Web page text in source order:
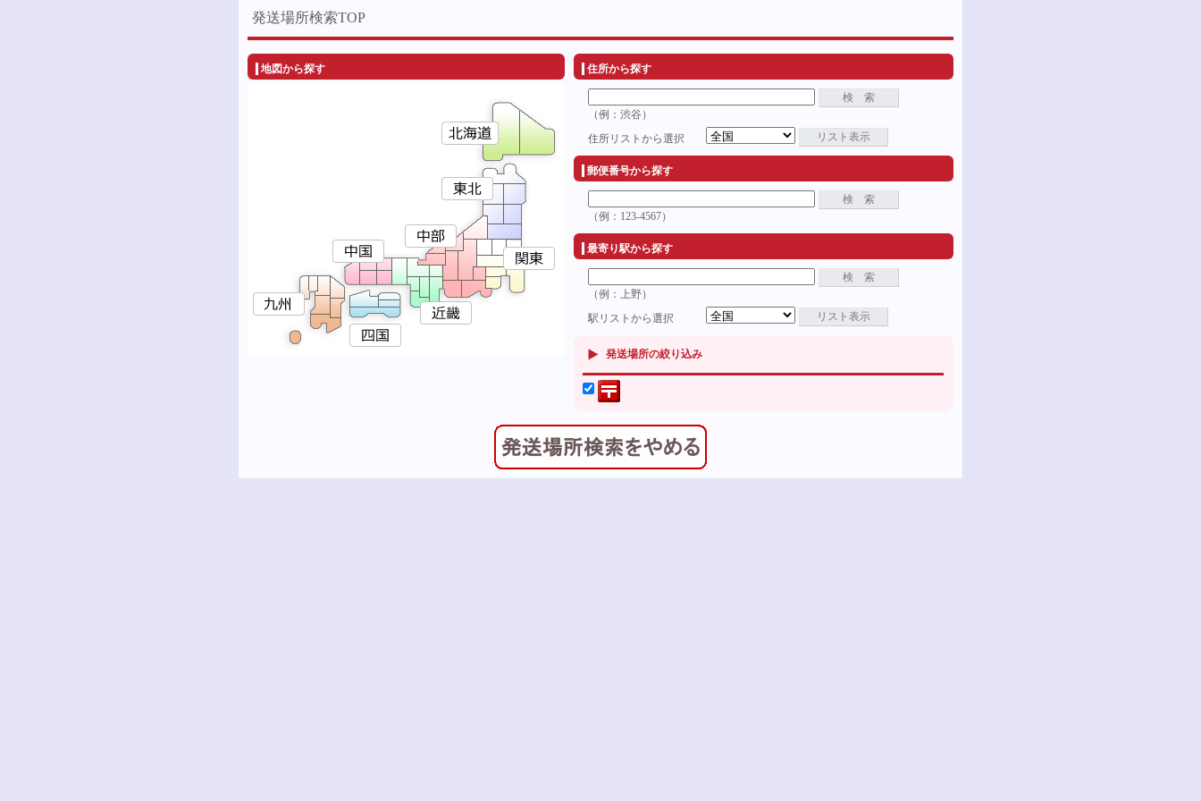
発送場所検索TOP
地図から探す 住所から探す
検 索
（例：渋谷）
住所リストから選択
リスト表示
郵便番号から探す
検 索
（例：123-4567）
最寄り駅から探す
検 索
（例：上野）
駅リストから選択
リスト表示
発送場所の絞り込み